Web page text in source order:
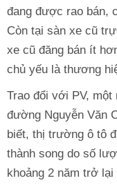
đang được rao bán,
Còn tại sàn xe cũ
xe cũ đăng bán ít
chủ yếu là thương
Trao đổi với PV,
đường Nguyễn Văn
biết, thị trường ô tô
thành song do số
khoảng 2 năm trở